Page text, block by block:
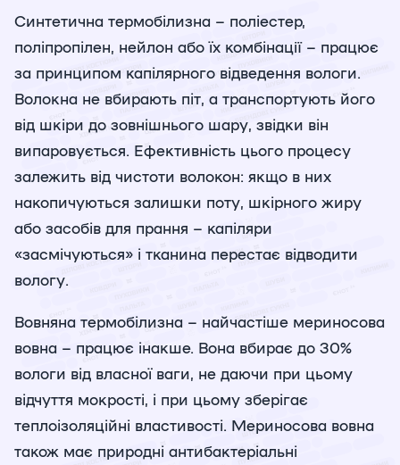
Синтетична термобілизна – поліестер,
поліпропілен, нейлон або їх комбінації – працює
за принципом капілярного відведення вологи.
Волокна не вбирають піт, а транспортують його
від шкіри до зовнішнього шару, звідки він
випаровується. Ефективність цього процесу
залежить від чистоти волокон: якщо в них
накопичуються залишки поту, шкірного жиру
або засобів для прання – капіляри
«засмічуються» і тканина перестає відводити
вологу.
Вовняна термобілизна – найчастіше мериносова
вовна – працює інакше. Вона вбирає до 30%
вологи від власної ваги, не даючи при цьому
відчуття мокрості, і при цьому зберігає
теплоізоляційні властивості. Мериносова вовна
також має природні антибактеріальні